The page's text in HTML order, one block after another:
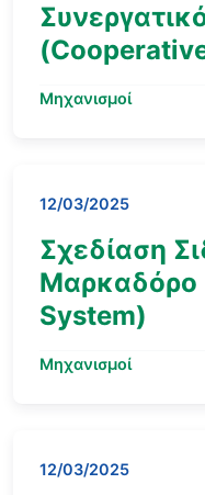
Μηχανισμοί
12/03/2025
Σχεδίαση
Μαρκαδόρο
System)
Μηχανισμοί
12/03/2025